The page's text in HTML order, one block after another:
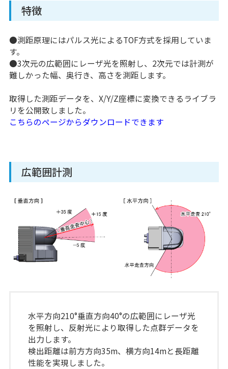
特徴
●測距原理にはパルス光によるTOF方式を採用していま
す。
●3次元の広範囲にレーザ光を照射し、2次元では計測が
難しかった幅、奥行き、高さを測距します。
取得した測距データを、X/Y/Z座標に変換できるライブラ
リを公開致しました。
こちらのページからダウンロードできます
広範囲計測
水平方向210°垂直方向40°の広範囲にレーザ光
を照射し、反射光により取得した点群データを
出力します。
検出距離は前方方向35m、横方向14mと長距離
性能を実現しました。